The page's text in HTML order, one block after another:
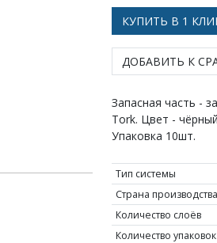
КУПИТЬ В 1
ДОБАВИТЬ К
Запасная часть -
Tork. Цвет -
Упаковка 10шт.
Тип системы
Страна производства
Количество слоёв
Количество